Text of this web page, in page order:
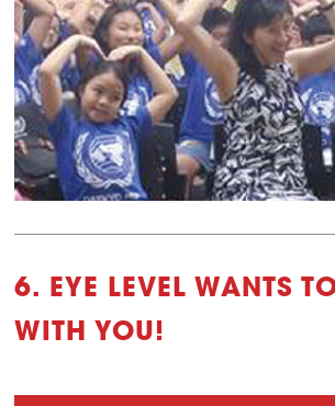
6. EYE LEVEL WANTS
WITH YOU!